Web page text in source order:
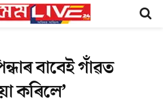
বাবেই গাঁৱত
কৰিলে’